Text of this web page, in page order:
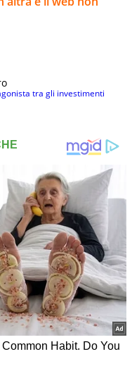
tra gli investimenti